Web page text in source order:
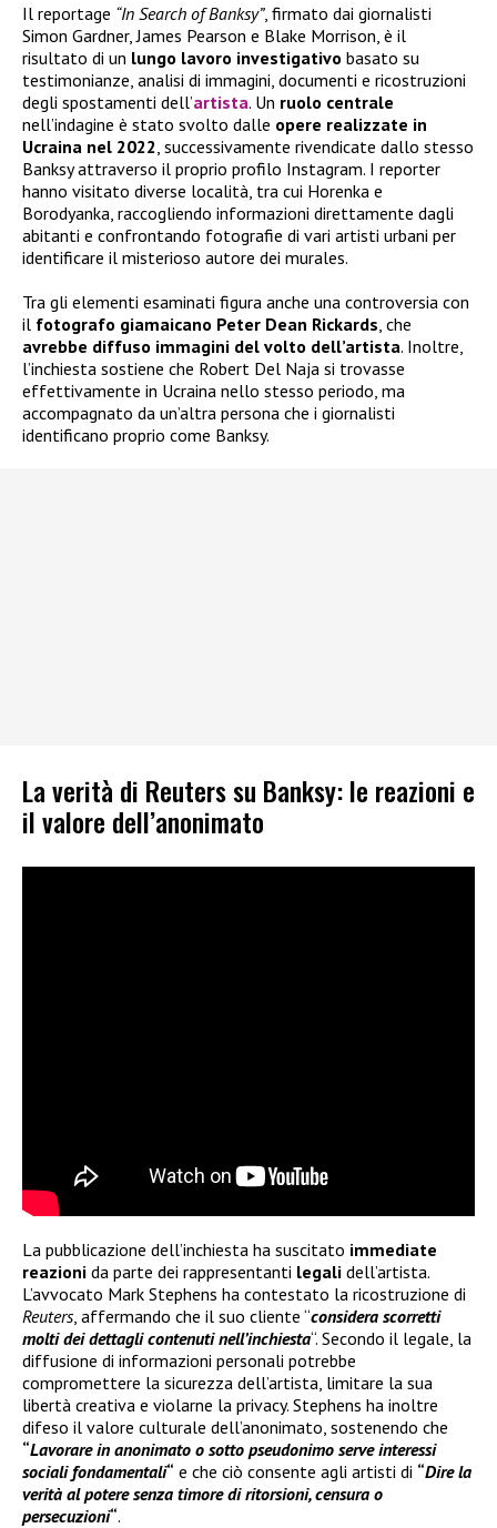
Il reportage “In Search of Banksy”, firmato dai giornalisti
Simon Gardner, James Pearson e Blake Morrison, è il
risultato di un lungo lavoro investigativo basato su
testimonianze, analisi di immagini, documenti e ricostruzioni
degli spostamenti dell’artista. Un ruolo centrale
nell’indagine è stato svolto dalle opere realizzate in
Ucraina nel 2022 , successivamente rivendicate dallo stesso
Banksy attraverso il proprio profilo Instagram. I reporter
hanno visitato diverse località, tra cui Horenka e
Borodyanka, raccogliendo informazioni direttamente dagli
abitanti e confrontando fotografie di vari artisti urbani per
identificare il misterioso autore dei murales.
Tra gli elementi esaminati figura anche una controversia con
il fotografo giamaicano Peter Dean Rickards , che
avrebbe diffuso immagini del volto dell’artista. Inoltre,
l’inchiesta sostiene che Robert Del Naja si trovasse
effettivamente in Ucraina nello stesso periodo, ma
accompagnato da un’altra persona che i giornalisti
identificano proprio come Banksy.
La verità di Reuters su Banksy: le reazioni e
il valore dell’anonimato
La pubblicazione dell’inchiesta ha suscitato immediate
reazioni da parte dei rappresentanti legali dell’artista.
L’avvocato Mark Stephens ha contestato la ricostruzione di
Reuters, affermando che il suo cliente “considera scorretti
molti dei dettagli contenuti nell’inchiesta“. Secondo il legale, la
diffusione di informazioni personali potrebbe
compromettere la sicurezza dell’artista, limitare la sua
libertà creativa e violarne la privacy. Stephens ha inoltre
difeso il valore culturale dell’anonimato, sostenendo che
“Lavorare in anonimato o sotto pseudonimo serve interessi
sociali fondamentali“ e che ciò consente agli artisti di “Dire la
verità al potere senza timore di ritorsioni, censura o
persecuzioni“.